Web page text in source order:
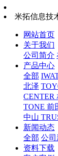
米拓信息技
网站首页
关于我们
公司简介
产品中心
全部
北泽
CENTER
TONE 前
中山
新闻动态
全部 公司
资料下载